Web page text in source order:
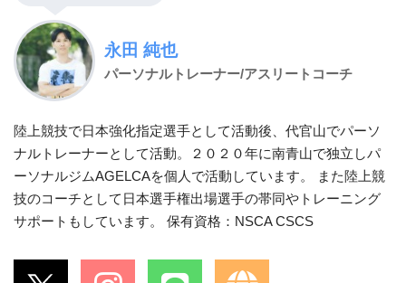
永田 純也
パーソナルトレーナー/アスリートコーチ
陸上競技で日本強化指定選手として活動後、代官山でパーソ
ナルトレーナーとして活動。２０２０年に南青山で独立しパ
ーソナルジムAGELCAを個人で活動しています。 また陸上競
技のコーチとして日本選手権出場選手の帯同やトレーニング
サポートもしています。 保有資格：NSCA CSCS